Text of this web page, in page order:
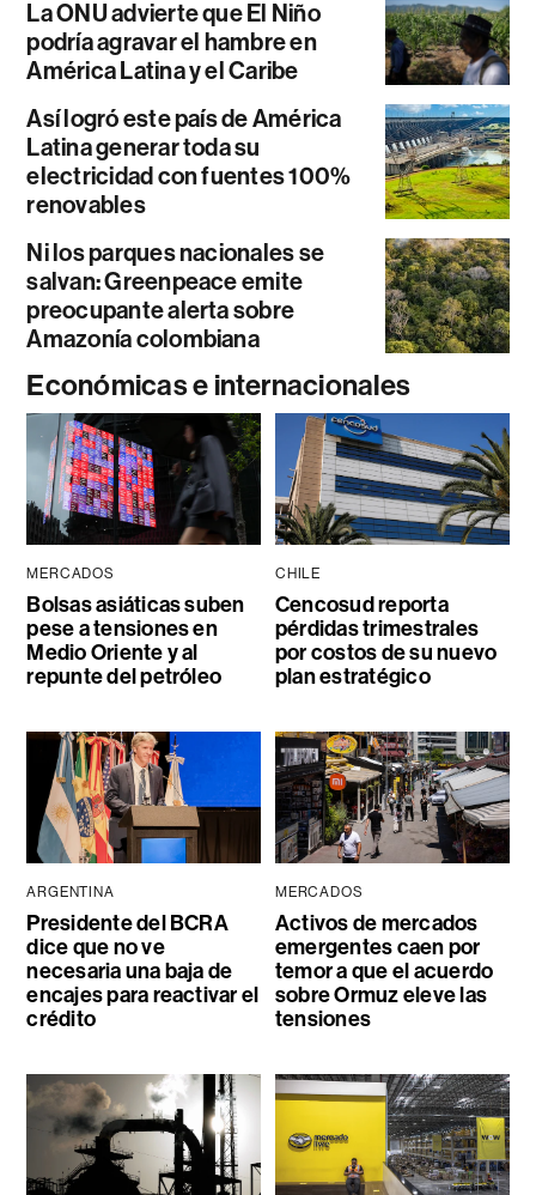
La ONU advierte que El Niño
podría agravar el hambre en
América Latina y el Caribe
Así logró este país de América
Latina generar toda su
electricidad con fuentes 100%
renovables
Ni los parques nacionales se
salvan: Greenpeace emite
preocupante alerta sobre
Amazonía colombiana
Económicas e internacionales
MERCADOS
Bolsas asiáticas suben
pese a tensiones en
Medio Oriente y al
repunte del petróleo
CHILE
Cencosud reporta
pérdidas trimestrales
por costos de su nuevo
plan estratégico
ARGENTINA
Presidente del BCRA
dice que no ve
necesaria una baja de
encajes para reactivar el
crédito
MERCADOS
Activos de mercados
emergentes caen por
temor a que el acuerdo
sobre Ormuz eleve las
tensiones